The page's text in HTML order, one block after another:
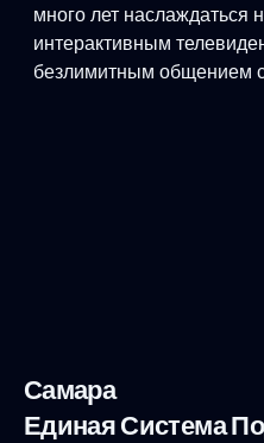
много лет наслаждаться
интерактивным
безлимитным общением
Самара
Единая Система